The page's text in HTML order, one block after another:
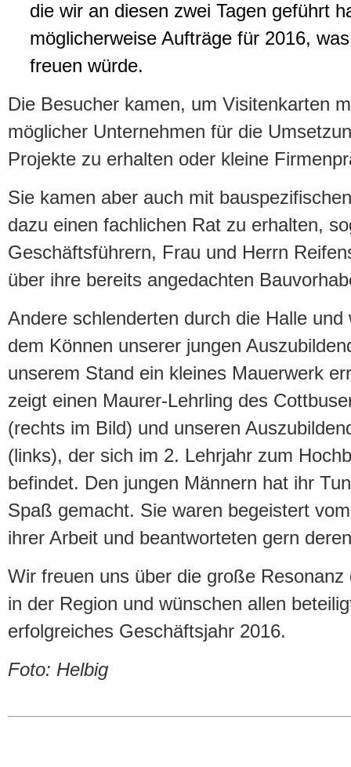
die wir an diesen zwei Tagen geführt
möglicherweise Aufträge für 2016,
freuen würde.
Die Besucher kamen, um Visitenkarten
möglicher Unternehmen für die
Projekte zu erhalten oder kleine
Sie kamen aber auch mit
dazu einen fachlichen Rat zu erhalten,
Geschäftsführern, Frau und Herrn
über ihre bereits angedachten
Andere schlenderten durch die Halle
dem Können unserer jungen
unserem Stand ein kleines Mauerwerk
zeigt einen Maurer-Lehrling des
(rechts im Bild) und unseren
(links), der sich im 2. Lehrjahr zum
befindet. Den jungen Männern hat ihr
Spaß gemacht. Sie waren begeistert
ihrer Arbeit und beantworteten gern
Wir freuen uns über die große
in der Region und wünschen allen
erfolgreiches Geschäftsjahr 2016.
Foto: Helbig